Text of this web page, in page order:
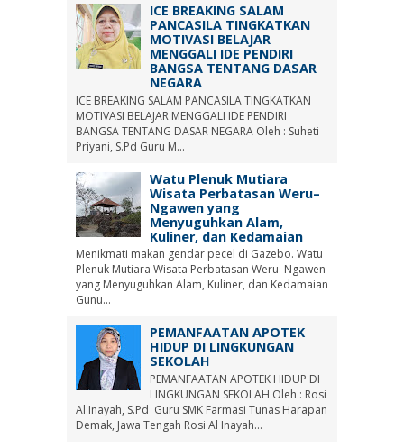
ICE BREAKING SALAM
PANCASILA TINGKATKAN
MOTIVASI BELAJAR
MENGGALI IDE PENDIRI
BANGSA TENTANG DASAR
NEGARA
ICE BREAKING SALAM PANCASILA TINGKATKAN
MOTIVASI BELAJAR MENGGALI IDE PENDIRI
BANGSA TENTANG DASAR NEGARA Oleh : Suheti
Priyani, S.Pd Guru M...
Watu Plenuk Mutiara
Wisata Perbatasan Weru–
Ngawen yang
Menyuguhkan Alam,
Kuliner, dan Kedamaian
Menikmati makan gendar pecel di Gazebo. Watu
Plenuk Mutiara Wisata Perbatasan Weru–Ngawen
yang Menyuguhkan Alam, Kuliner, dan Kedamaian
Gunu...
PEMANFAATAN APOTEK
HIDUP DI LINGKUNGAN
SEKOLAH
PEMANFAATAN APOTEK HIDUP DI
LINGKUNGAN SEKOLAH Oleh : Rosi
Al Inayah, S.Pd Guru SMK Farmasi Tunas Harapan
Demak, Jawa Tengah Rosi Al Inayah...